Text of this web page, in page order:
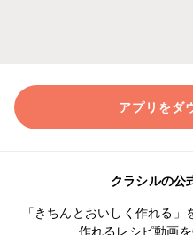
アプリをダ
クラシルの公
「きちんとおいしく作れる
作れるレシピ動画